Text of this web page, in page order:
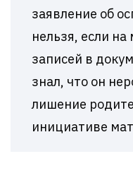
заявление об
нельзя, если
записей в
знал, что он
лишение
инициативе